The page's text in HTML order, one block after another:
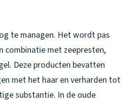
te managen. Het wordt pas
combinatie met zeepresten,
Deze producten bevatten
met het haar en verharden tot
substantie. In de oude